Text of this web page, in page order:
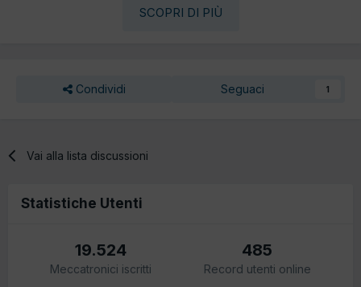
SCOPRI DI PIÙ
Condividi Seguaci 1
Vai alla lista discussioni
Statistiche Utenti
19.524
Meccatronici iscritti
485
Record utenti online